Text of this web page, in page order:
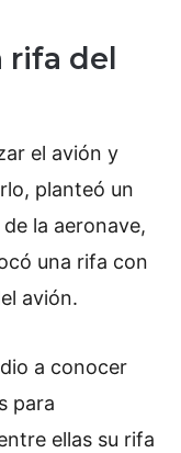
del
el avión y
planteó un
la aeronave,
una rifa con
avión.
a conocer
para
ellas su rifa